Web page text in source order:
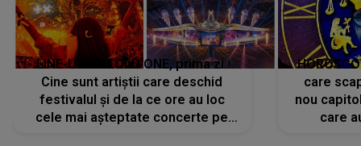
LINE-UP UNTOLD ONE, prima zi.
Cine sunt artiștii care deschid
festivalul și de la ce ore au loc
cele mai așteptate concerte pe
care
nou
care